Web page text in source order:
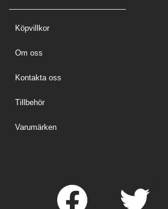
Köpvillkor
Om oss
Kontakta oss
Tillbehör
Varumärken